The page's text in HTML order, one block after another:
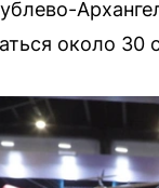
около 30